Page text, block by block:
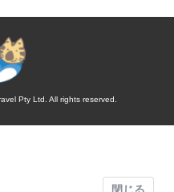
Pty Ltd. All rights reserved.